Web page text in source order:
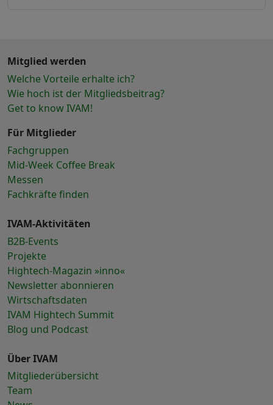
Mitglied werden
Welche Vorteile erhalte ich?
Wie hoch ist der Mitgliedsbeitrag?
Get to know IVAM!
Für Mitglieder
Fachgruppen
Mid-Week Coffee Break
Messen
Fachkräfte finden
IVAM-Aktivitäten
B2B-Events
Projekte
Hightech-Magazin »inno«
Newsletter abonnieren
Wirtschaftsdaten
IVAM Hightech Summit
Blog und Podcast
Über IVAM
Mitgliederübersicht
Team